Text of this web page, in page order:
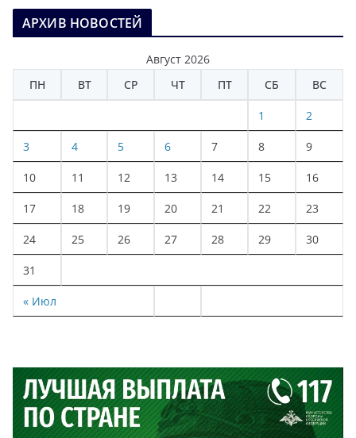
АРХИВ НОВОСТЕЙ
Август 2026
ПН
ВТ СР ЧТ ПТ СБ ВС
« Июл
1 2
3 4 5 6 7 8 9
10 11 12 13 14 15 16
17 18 19 20 21 22 23
24 25 26 27 28 29 30
31